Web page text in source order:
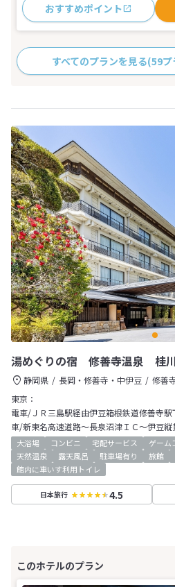
おすすめポイント
すべてのプランを見る(59プ
湯めぐりの宿 修善寺温泉 桂川
静岡県 長岡・修善寺・中伊豆
修善
東京：
電車/ＪＲ三島駅経由伊豆箱根鉄道修善寺
車/新東名高速道路～長泉沼津ＩＣ～伊豆
大浴場 コンビニ 宅配サービス ゲーム
天然温泉
露天風呂 駐車場有り 旅館
館内に車いす利用トイレ
日本旅行 4.5